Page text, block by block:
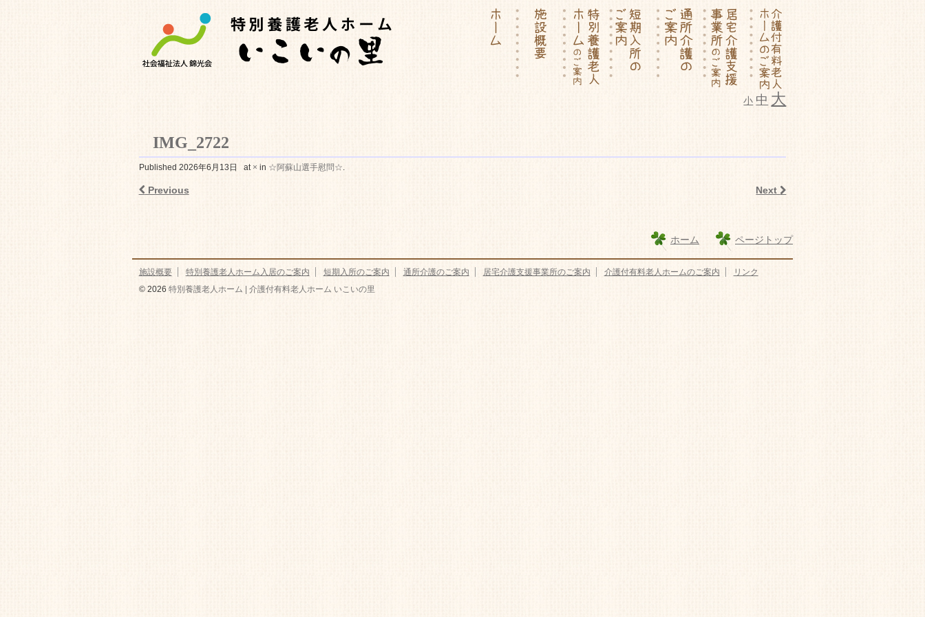
小 中 大
特別養護老人ホーム | 介護付有料老人ホーム いこいの里
IMG_2722
Published 2026年6月13日 at × in ☆阿蘇山選手慰問☆.
Previous Next
ホーム ページトップ
施設概要 特別養護老人ホーム入居のご案内 短期入所のご案内 通所介護のご案内 居宅介護支援事業所のご案内 介護付有料老人ホームのご案内
リンク
© 2026 特別養護老人ホーム | 介護付有料老人ホーム いこいの里